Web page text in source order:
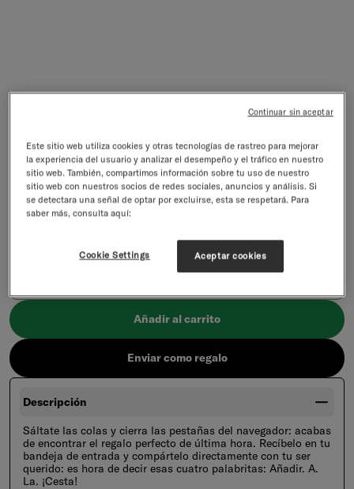
Tarjeta Regalo
Digital Format · Shareable Immediately · For Online Use
Precio de venta
€10,00 incl. IVA excl.gastos de envío
Añadir al carrito
Enviar como regalo
Descripción
Sáltate las colas y cierra las pestañas del navegador: acabas
de encontrar el regalo perfecto de última hora. Recíbelo en tu
bandeja de entrada y compártelo directamente con tu ser
querido: es hora de decir esas cuatro palabritas: Añadir. A.
La. ¡Cesta!
Este sitio web utiliza cookies y otras tecnologías de rastreo para mejorar
la experiencia del usuario y analizar el desempeño y el tráfico en nuestro
sitio web. También, compartimos información sobre tu uso de nuestro
sitio web con nuestros socios de redes sociales, anuncios y análisis. Si
se detectara una señal de optar por excluirse, esta se respetará. Para
saber más, consulta aquí:
Aceptar cookies
Cookie Settings
Continuar sin aceptar